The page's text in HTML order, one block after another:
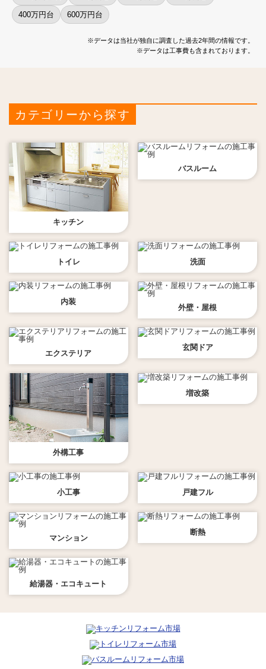
400万円台 600万円台
※データは当社が独自に調査した過去2年間の情報です。
※データは工事費も含まれております。
カテゴリーから探す
キッチン
バスルーム
トイレ 洗面
内装
外壁・屋根
エクステリア
玄関ドア
外構工事
増改築
小工事 戸建フル
マンション
断熱
給湯器・エコキュート